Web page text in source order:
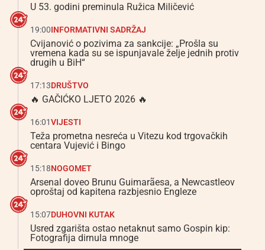
U 53. godini preminula Ružica Miličević
19:00INFORMATIVNI SADRŽAJ
Cvijanović o pozivima za sankcije: „Prošla su
vremena kada su se ispunjavale želje jednih protiv
drugih u BiH“
17:13DRUŠTVO
🔥 GAČIĆKO LJETO 2026 🔥
16:01VIJESTI
Teža prometna nesreća u Vitezu kod trgovačkih
centara Vujević i Bingo
15:18NOGOMET
Arsenal doveo Brunu Guimarãesa, a Newcastleov
oproštaj od kapitena razbjesnio Engleze
15:07DUHOVNI KUTAK
Usred zgarišta ostao netaknut samo Gospin kip:
Fotografija dirnula mnoge